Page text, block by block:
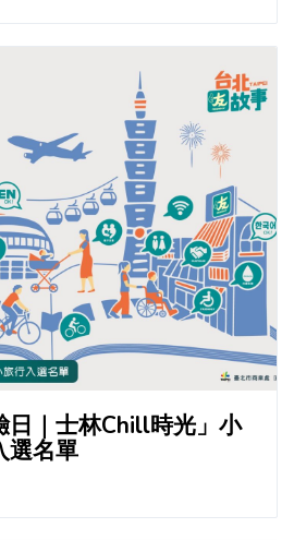
日｜士林Chill時光」小
選名單